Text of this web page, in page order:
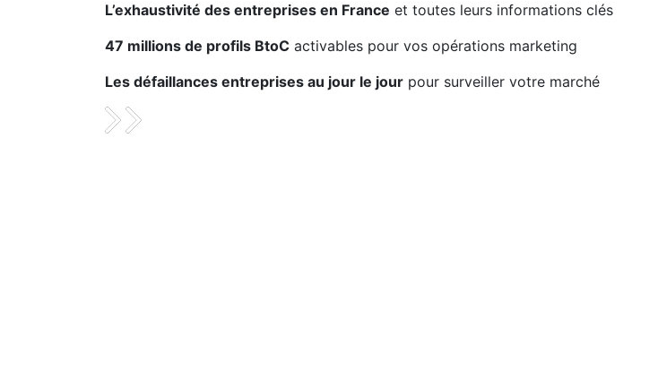
L’exhaustivité des entreprises en France et toutes leurs informations clés
47 millions de profils BtoC activables pour vos opérations marketing
Les défaillances entreprises au jour le jour pour surveiller votre marché